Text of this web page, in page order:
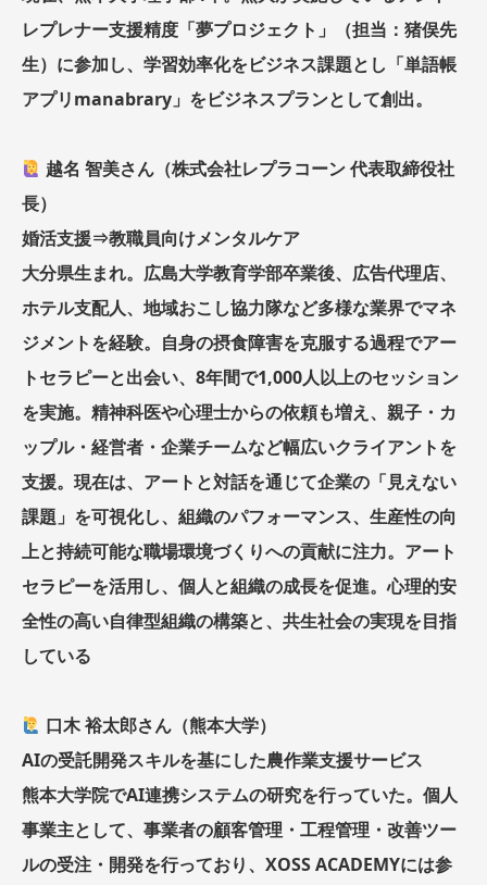
レプレナー支援精度「夢プロジェクト」（担当：猪俣先
生）に参加し、学習効率化をビジネス課題とし「単語帳
アプリmanabrary」をビジネスプランとして創出。
越名 智美さん（株式会社レプラコーン 代表取締役社
長）
婚活支援⇒教職員向けメンタルケア
大分県生まれ。広島大学教育学部卒業後、広告代理店、
ホテル支配人、地域おこし協力隊など多様な業界でマネ
ジメントを経験。自身の摂食障害を克服する過程でアー
トセラピーと出会い、8年間で1,000人以上のセッション
を実施。精神科医や心理士からの依頼も増え、親子・カ
ップル・経営者・企業チームなど幅広いクライアントを
支援。現在は、アートと対話を通じて企業の「見えない
課題」を可視化し、組織のパフォーマンス、生産性の向
上と持続可能な職場環境づくりへの貢献に注力。アート
セラピーを活用し、個人と組織の成長を促進。心理的安
全性の高い自律型組織の構築と、共生社会の実現を目指
している
口木 裕太郎さん（熊本大学）
AIの受託開発スキルを基にした農作業支援サービス
熊本大学院でAI連携システムの研究を行っていた。個人
事業主として、事業者の顧客管理・工程管理・改善ツー
ルの受注・開発を行っており、XOSS ACADEMYには参